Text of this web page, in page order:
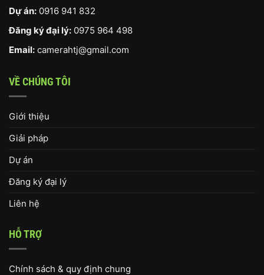
Dự án: 0916 941 832
Đăng ký đại lý: 0975 964 498
Email: camerahtj@gmail.com
VỀ CHÚNG TÔI
Giới thiệu
Giải pháp
Dự án
Đăng ký đại lý
Liên hệ
HỖ TRỢ
Chính sách & quy định chung